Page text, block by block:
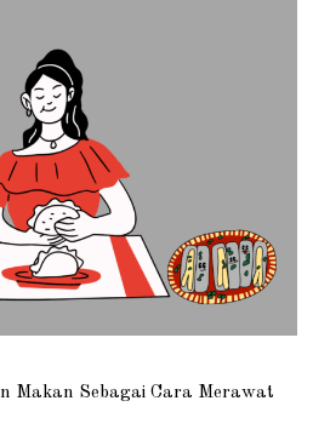
Makan Sebagai Cara Merawat